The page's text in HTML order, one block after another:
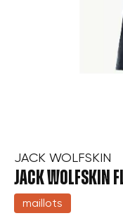
JACK WOLFSKIN
JACK WOLFSKIN
maillots